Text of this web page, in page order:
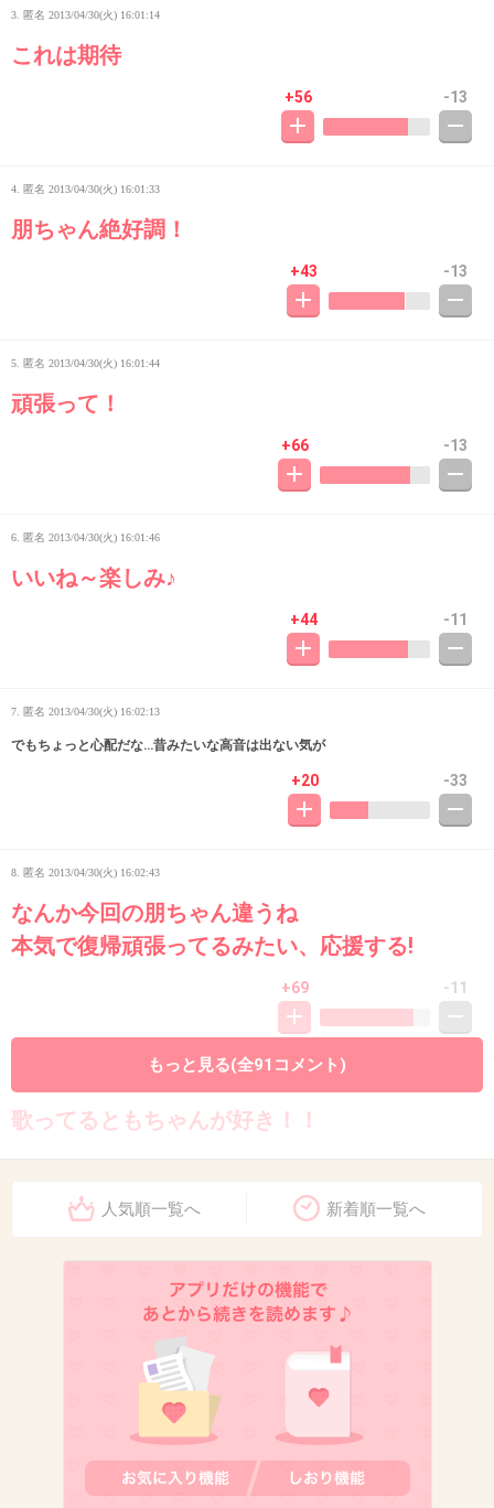
3. 匿名 2013/04/30(火) 16:01:14
これは期待
+56 -13
4. 匿名 2013/04/30(火) 16:01:33
朋ちゃん絶好調！
+43 -13
5. 匿名 2013/04/30(火) 16:01:44
頑張って！
+66 -13
6. 匿名 2013/04/30(火) 16:01:46
いいね～楽しみ♪
+44 -11
7. 匿名 2013/04/30(火) 16:02:13
でもちょっと心配だな…昔みたいな高音は出ない気が
+20 -33
8. 匿名 2013/04/30(火) 16:02:43
なんか今回の朋ちゃん違うね
本気で復帰頑張ってるみたい、応援する!
+69 -11
歌ってるともちゃんが好き！！
もっと見る(全91コメント)
人気順一覧へ 新着順一覧へ